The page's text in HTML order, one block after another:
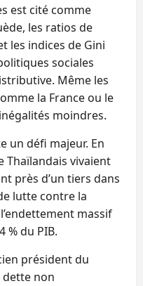
est cité comme
les ratios de
les indices de Gini
sociales
Même les
la France ou le
moindres.
un défi majeur. En
Thaïlandais vivaient
près d’un tiers dans
lutte contre la
massif
% du PIB.
président du
dette non